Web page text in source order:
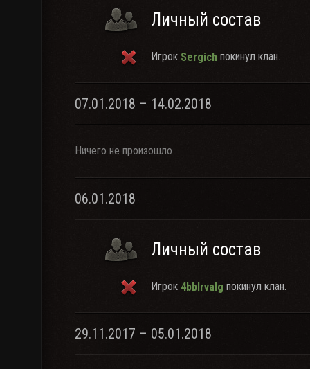
Личный состав
Игрок Sergich покинул клан.
07.01.2018 – 14.02.2018
Ничего не произошло
06.01.2018
Личный состав
Игрок 4bbIrvalg покинул клан.
29.11.2017 – 05.01.2018